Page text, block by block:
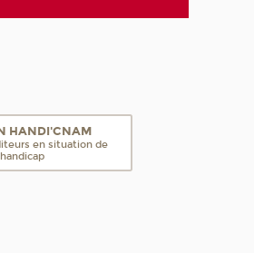
HANDI'CNAM
en situation de
handicap